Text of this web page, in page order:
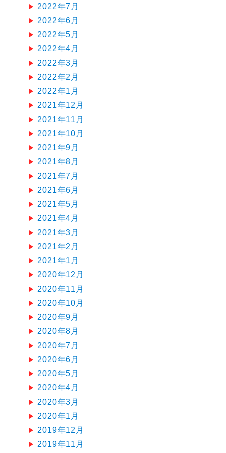
2022年7月
2022年6月
2022年5月
2022年4月
2022年3月
2022年2月
2022年1月
2021年12月
2021年11月
2021年10月
2021年9月
2021年8月
2021年7月
2021年6月
2021年5月
2021年4月
2021年3月
2021年2月
2021年1月
2020年12月
2020年11月
2020年10月
2020年9月
2020年8月
2020年7月
2020年6月
2020年5月
2020年4月
2020年3月
2020年1月
2019年12月
2019年11月